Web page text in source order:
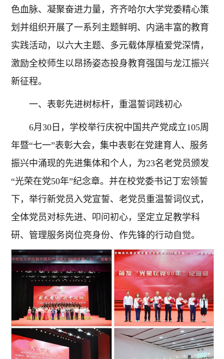
色血脉、凝聚奋进力量，齐齐哈尔大学党委精心策
划并组织开展了一系列主题鲜明、内涵丰富的教育
实践活动，以六大主题、多元载体厚植爱党深情，
激励全校师生以昂扬姿态投身教育强国与龙江振兴
新征程。
一、表彰先进树标杆，重温誓词践初心
6月30日，学校举行庆祝中国共产党成立105周
年暨“七一”表彰大会，集中表彰在党建育人、服务
振兴中涌现的先进集体和个人，为23名老党员颁发
“光荣在党50年”纪念章。并在校党委书记丁宏领誓
下，举行新党员入党宣誓、老党员重温誓词仪式，
全体党员对标先进、叩问初心，坚定立足教学科
研、管理服务岗位亮身份、作先锋的行动自觉。